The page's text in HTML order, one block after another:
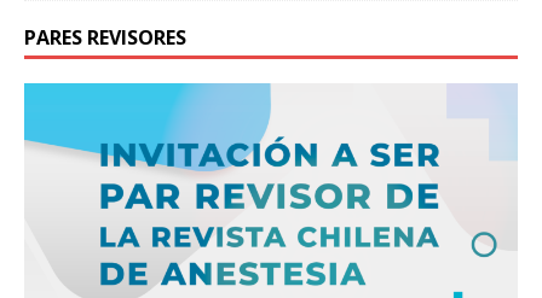
PARES REVISORES